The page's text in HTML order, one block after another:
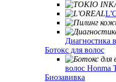
Диагностика
Ботокс для волос
волос Honma
Биозавивка